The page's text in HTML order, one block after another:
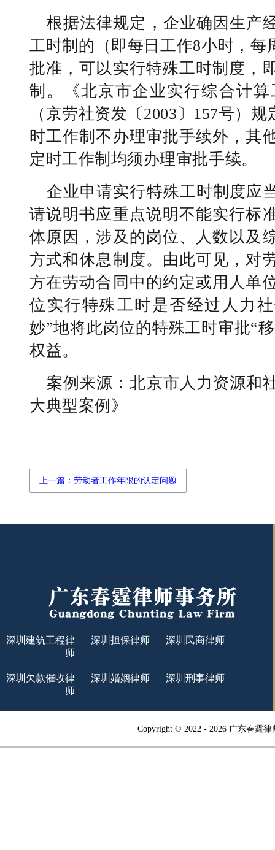
根据法律规定，企业确因生产
工时制的（即每日工作8小时，
批准，可以实行特殊工时制度，
制。《北京市企业实行综合计
（京劳社资发〔2003〕157号）
时工作制不办理审批手续外，其
定时工作制均须办理审批手续。
企业申请实行特殊工时制度应
请说明书应重点说明不能实行标
体原因，涉及的岗位、人数以及
方式和休息制度。由此可见，对
方在劳动合同中的约定或用人单
位实行特殊工时是否经过人力
妙”地将此岗位的特殊工时审批“
权益。
案例来源：北京市人力资源和
大典型案例》
上一篇：劳动者工作年限的认定问题
深圳建筑工程律
师
深圳担保律师 深圳民商律师
深圳欠款催收律
师
深圳婚姻律师 深圳刑事律师
Copyright © 2022 - 2026 广东春霆